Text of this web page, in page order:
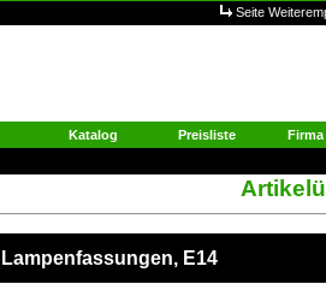
Seite
Katalog Preisliste Firma
Lampenfassungen, E14